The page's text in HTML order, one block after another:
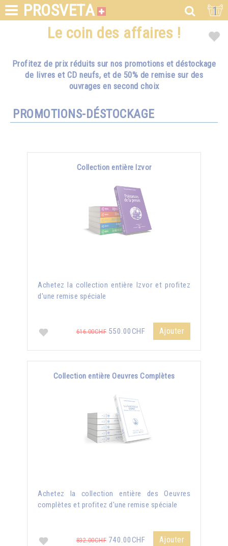
PROSVETA 1
Le coin des affaires !
Profitez de prix réduits sur nos promotions et déstockage
de livres et CD neufs, et de 50% de remise sur des
ouvrages en second choix
PROMOTIONS-DÉSTOCKAGE
Collection entière Izvor
Achetez la collection entière Izvor et profitez
d'une remise spéciale
616.00CHF 550.00CHF Ajouter
Collection entière Oeuvres Complètes
Achetez la collection entière des Oeuvres
complètes et profitez d'une remise spéciale
832.00CHF 740.00CHF Ajouter